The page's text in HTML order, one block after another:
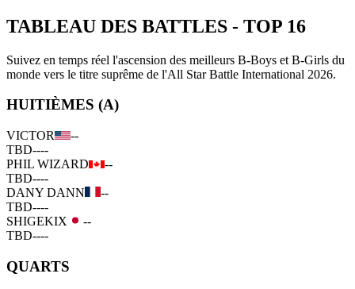
TABLEAU DES BATTLES - TOP 16
Suivez en temps réel l'ascension des meilleurs B-Boys et B-Girls du
monde vers le titre suprême de l'All Star Battle International 2026.
HUITIÈMES (A)
VICTOR
--
TBD----
PHIL WIZARD
--
TBD----
DANY DANN
--
TBD----
SHIGEKIX
--
TBD----
QUARTS